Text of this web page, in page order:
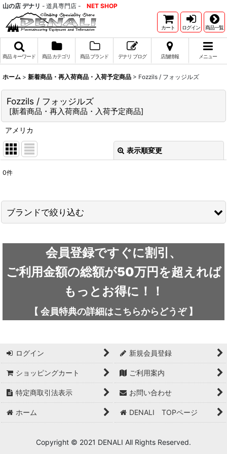
山の店 デナリ - 道具専門店 - NET SHOP
カート ログイン 商品一覧
商品 キーワード 商品 カテゴリ 商品 ブランド デナリ ブログ 店舗情報 メニュー
ホーム > 新着商品・再入荷商品・入荷予定商品 > Fozzils / フォッジルズ
Fozzils / フォッジルズ
[新着商品・再入荷商品・入荷予定商品]
アメリカ
表示順変更
並び順
0件
ブランドで絞り込む
outdoor element / アウトドアエレメント
AKLIMA / アクリマ
adidas / アディダス
adidas FIVE TEN / アディダス ファイブテン
Atlas / アトラス
ARAI TENT(RIPEN) / アライテント(ライペン)
会員登録ですぐに割引、
ご利用金額の総額が50万円を超えれば
もっとお得に！！
【 会員特典の詳細はこちらから どうぞ】
ログイン 新規会員登録
ショッピングカート ご利用案内
特定商取引法表示 お問い合わせ
ホーム DENALI TOPページ
Copyright © 2021 DENALI All Rights Reserved.